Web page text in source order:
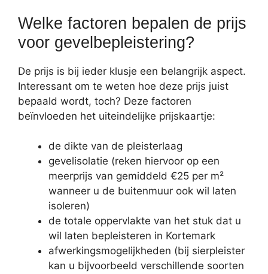
Welke factoren bepalen de prijs
voor gevelbepleistering?
De prijs is bij ieder klusje een belangrijk aspect.
Interessant om te weten hoe deze prijs juist
bepaald wordt, toch? Deze factoren
beïnvloeden het uiteindelijke prijskaartje:
de dikte van de pleisterlaag
gevelisolatie (reken hiervoor op een
meerprijs van gemiddeld €25 per m²
wanneer u de buitenmuur ook wil laten
isoleren)
de totale oppervlakte van het stuk dat u
wil laten bepleisteren in Kortemark
afwerkingsmogelijkheden (bij sierpleister
kan u bijvoorbeeld verschillende soorten